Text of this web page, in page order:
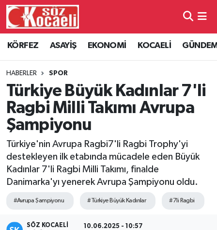
KÖRFEZ ASAYİŞ EKONOMİ KOCAELİ
HABERLER SPOR
Türkiye Büyük Kadınlar 7'li
Ragbi Milli Takımı Avrupa
Şampiyonu
Türkiye'nin Avrupa Ragbi7'li Ragbi Trophy'yi
destekleyen ilk etabında mücadele eden Büyük
Kadınlar 7'li Ragbi Milli Takımı, finalde
Danimarka'yı yenerek Avrupa Şampiyonu oldu.
#Avrupa Şampiyonu #Türkiye Büyük Kadınlar #7li Ragbi
SÖZ KOCAELI 10.06.2025 - 10:57
Kocaeli Hava Durumu
Kocaeli Namaz Vakitleri
Kocaeli Trafik Yoğunluk Haritası
Süper Lig Puan Durumu ve Fikstür
Tüm Manşetler
Son Dakika Haberleri